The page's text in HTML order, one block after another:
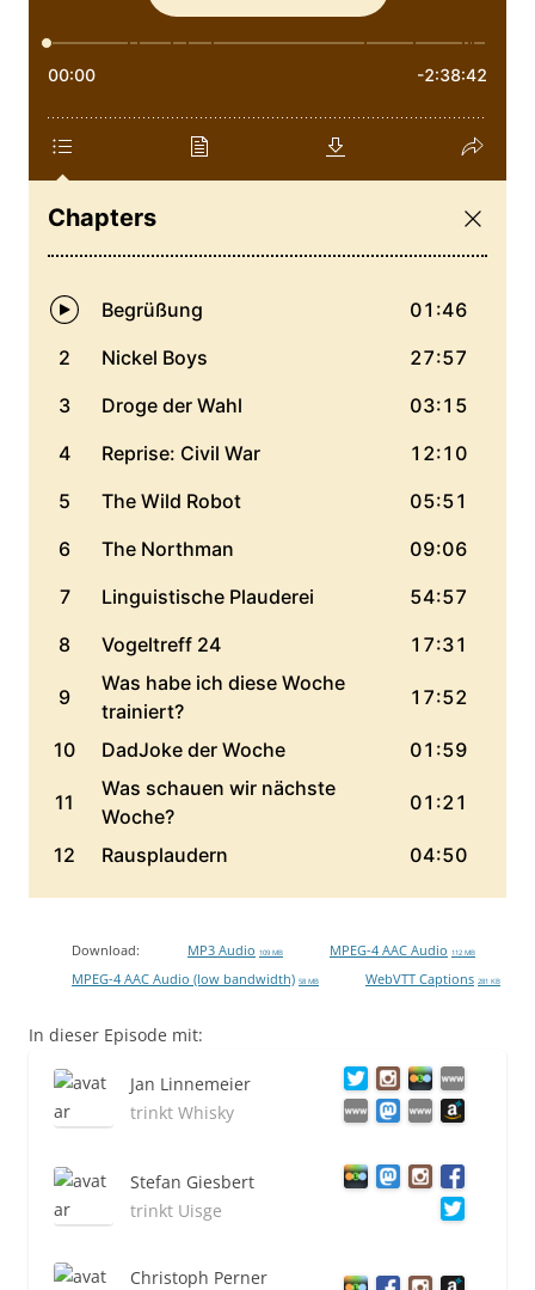
Download: MP3 Audio 109 MB MPEG-4 AAC Audio 112 MB
MPEG-4 AAC Audio (low bandwidth) 58 MB WebVTT Captions 281 KB
In dieser Episode mit:
Jan Linnemeier
trinkt Whisky
Stefan Giesbert
trinkt Uisge
Christoph Perner